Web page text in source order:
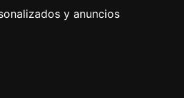
y anuncios